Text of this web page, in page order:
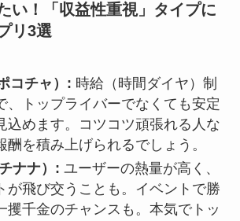
い！「収益性重視」タイプに
リ3選
コチャ）: 時給（時間ダイヤ）制
、トップライバーでなくても安定
込めます。コツコツ頑張れる人な
酬を積み上げられるでしょう。
ナナ）: ユーザーの熱量が高く、
が飛び交うことも。イベントで勝
攫千金のチャンスも。本気でトッ